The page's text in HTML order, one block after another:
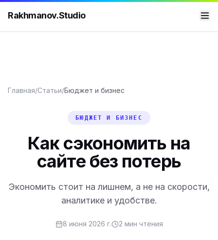
Rakhmanov.Studio
Главная/Статьи/Бюджет и бизнес
БЮДЖЕТ И БИЗНЕС
Как сэкономить на
сайте без потерь
Экономить стоит на лишнем, а не на скорости,
аналитике и удобстве.
8 июня 2026 г. 2 мин чтения